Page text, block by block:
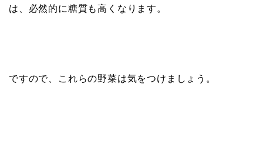
は、必然的に糖質も高くなります。
ですので、これらの野菜は気をつけましょう。